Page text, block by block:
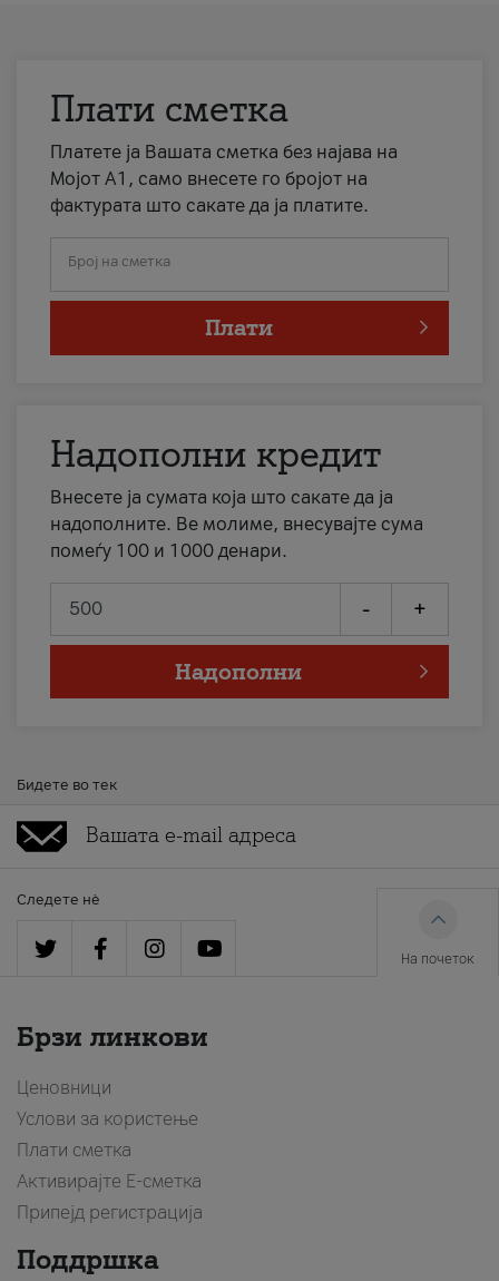
Плати сметка
Платете ја Вашата сметка без најава на
Мојот А1, само внесете го бројот на
фактурата што сакате да ја платите.
Број на сметка
Плати
Надополни кредит
Внесете ја сумата која што сакате да ја
надополните. Ве молиме, внесувајте сума
помеѓу 100 и 1000 денари.
- +
Надополни
Бидете во тек
Следете нè
На почеток
Брзи линкови
Ценовници
Услови за користење
Плати сметка
Активирајте Е-сметка
Припејд регистрација
Поддршка